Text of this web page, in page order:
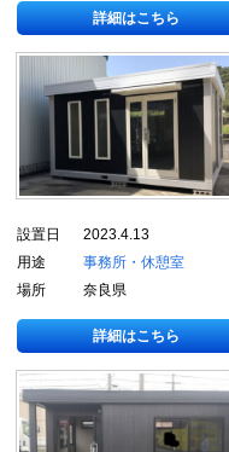
詳細はこちら
設置日
2023.4.13
用途
事務所・休憩室
場所
奈良県
詳細はこちら